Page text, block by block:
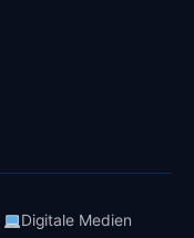
Digitale Medien